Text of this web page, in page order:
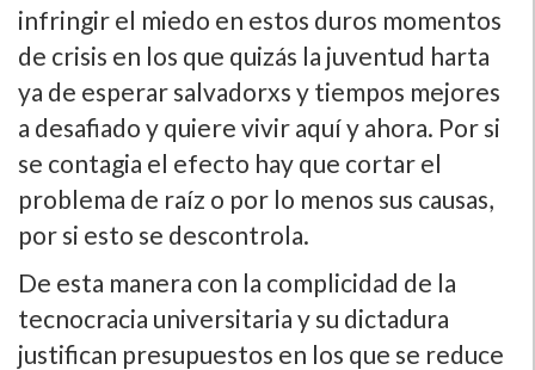
infringir el miedo en estos duros momentos
de crisis en los que quizás la juventud harta
ya de esperar salvadorxs y tiempos mejores
a desafiado y quiere vivir aquí­ y ahora. Por si
se contagia el efecto hay que cortar el
problema de raí­z o por lo menos sus causas,
por si esto se descontrola.
De esta manera con la complicidad de la
tecnocracia universitaria y su dictadura
justifican presupuestos en los que se reduce